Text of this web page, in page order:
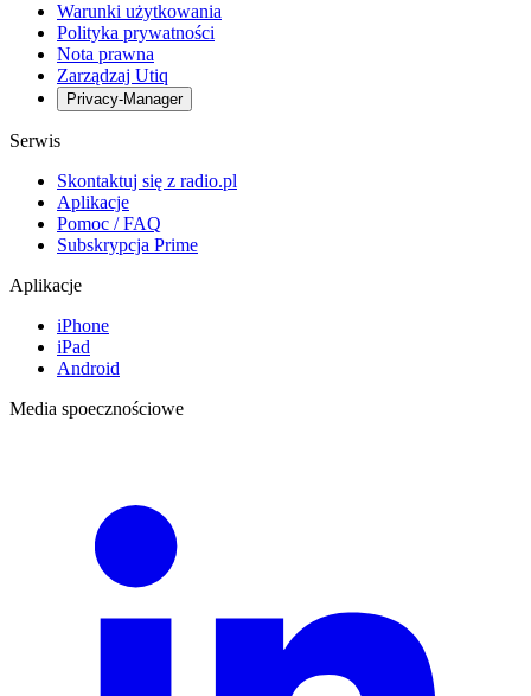
Warunki użytkowania
Polityka prywatności
Nota prawna
Zarządzaj Utiq
Privacy-Manager
Serwis
Skontaktuj się z radio.pl
Aplikacje
Pomoc / FAQ
Subskrypcja Prime
Aplikacje
iPhone
iPad
Android
Media spoecznościowe